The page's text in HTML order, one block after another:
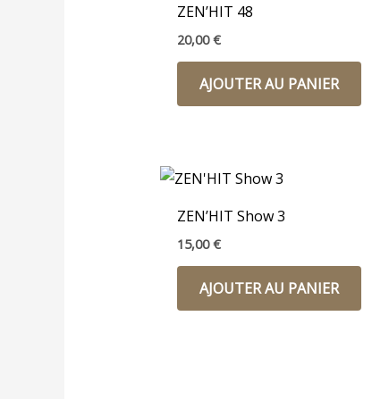
ZEN’HIT 48
20,00€
AJOUTER AU PANIER
ZEN’HIT Show 3
15,00€
AJOUTER AU PANIER